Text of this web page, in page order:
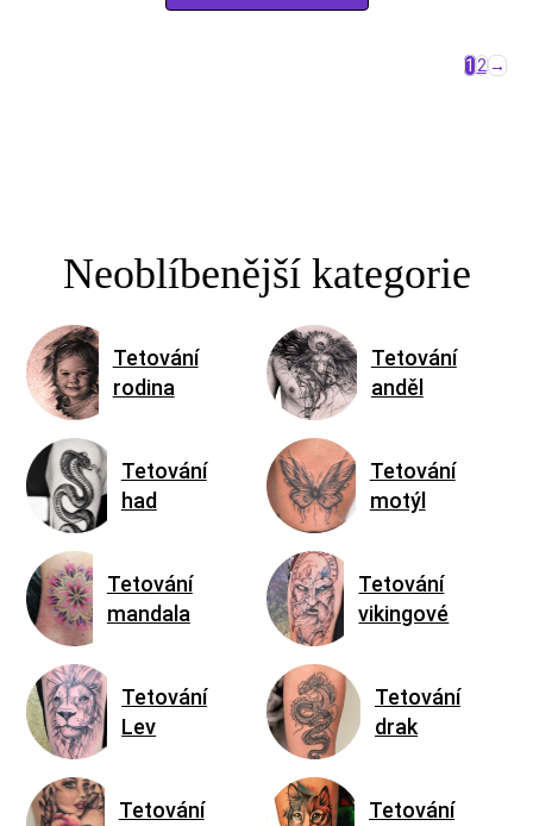
12 →
Neoblíbenější kategorie
Tetování
rodina
Tetování
had
Tetování
mandala
Tetování
Lev
Tetování
Tetování
anděl
Tetování
motýl
Tetování
vikingové
Tetování
drak
Tetování